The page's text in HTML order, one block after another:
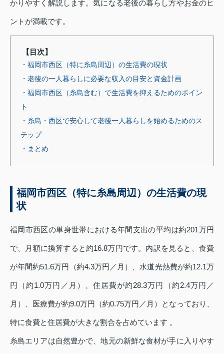
かりやすく解説します。気になる老後の暮らし方やお金のヒ
ントが満載です。
【目次】
・福岡市西区（特に糸島周辺）の生活費の現状
・老後の一人暮らしに必要な収入の目安と資金計画
・福岡市西区（糸島含む）で生活費を抑えるためのポイン
ト
・糸島・西区で安心して老後一人暮らしを始めるためのス
テップ
・まとめ
福岡市西区（特に糸島周辺）の生活費の現
状
福岡市西区の単身世帯における年間支出の平均は約201万円
で、月額に換算すると約16.8万円です。内訳を見ると、食費
が年間約51.6万円（約4.3万円／月）、水道光熱費が約12.1万
円（約1.0万円／月）、住居費が約28.3万円（約2.4万円／
月）、医療費が約9.0万円（約0.75万円／月）となっており、
特に食費と住居費が大きな割合を占めています 。
糸島エリアは自然豊かで、地元の新鮮な食材が手に入りやす